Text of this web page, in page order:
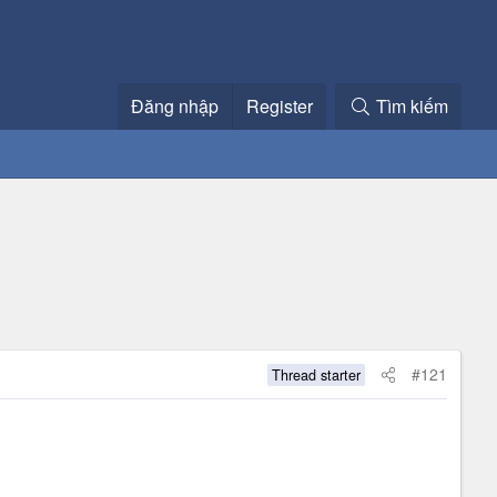
Đăng nhập Register Tìm kiếm
Thread starter #121